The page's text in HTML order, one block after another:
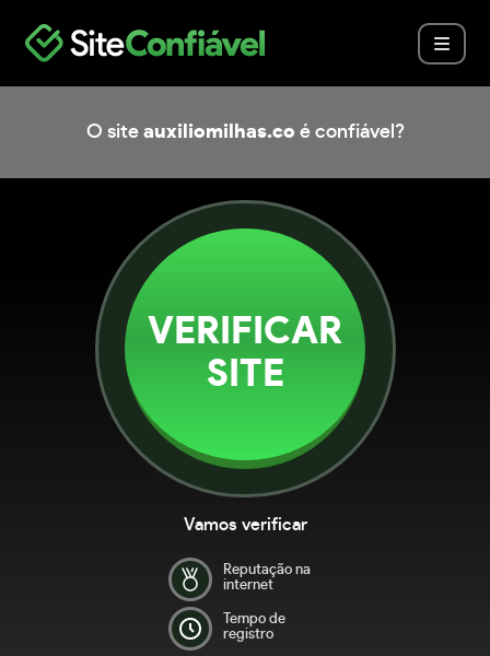
O site auxiliomilhas.co é confiável?
VERIFICAR
SITE
Vamos verificar
Reputação na
internet
Tempo de
registro